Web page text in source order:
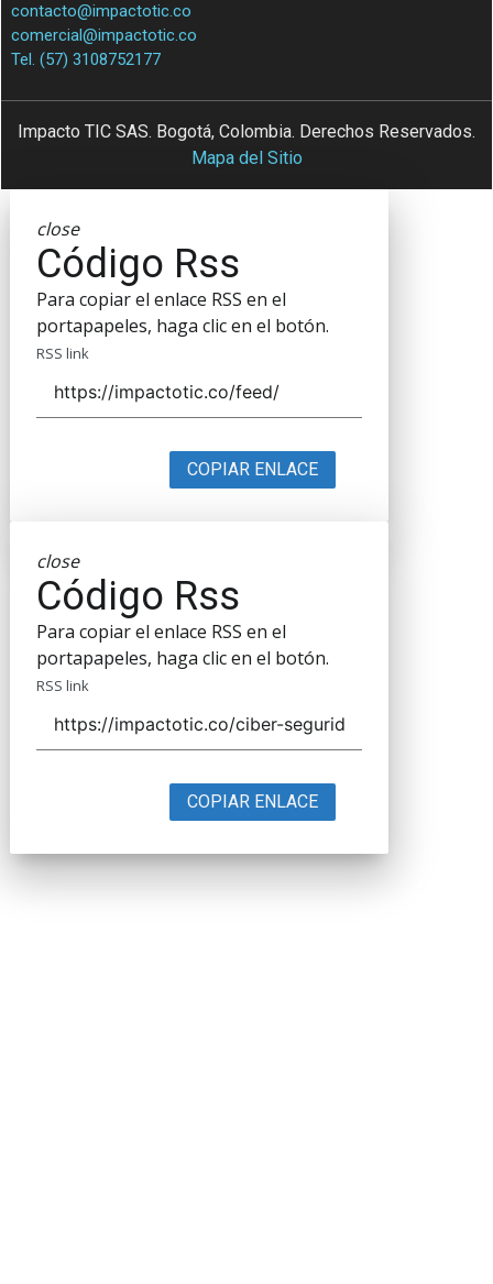
contacto@impactotic.co
comercial@impactotic.co
Tel. (57) 3108752177
Impacto TIC SAS. Bogotá, Colombia. Derechos Reservados.
Mapa del Sitio
close
Código Rss
Para copiar el enlace RSS en el
portapapeles, haga clic en el botón.
RSS link
COPIAR ENLACE
close
Código Rss
Para copiar el enlace RSS en el
portapapeles, haga clic en el botón.
RSS link
COPIAR ENLACE